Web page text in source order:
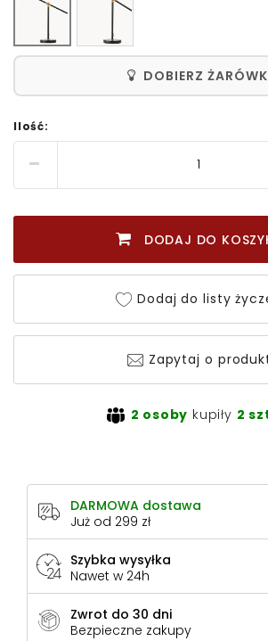
DOBIERZ
Ilość:
DODAJ DO
Dodaj do listy
Zapytaj o
2 osoby kupiły 2
DARMOWA dostawa
Już od 299 zł
Szybka wysyłka
Nawet w 24h
Zwrot do 30 dni
Bezpieczne zakupy